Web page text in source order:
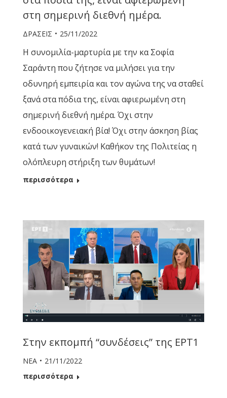
στη σημερινή διεθνή ημέρα.
ΔΡΑΣΕΙΣ 25/11/2022
Η συνομιλία-μαρτυρία με την κα Σοφία
Σαράντη που ζήτησε να μιλήσει για την
οδυνηρή εμπειρία και τον αγώνα της να σταθεί
ξανά στα πόδια της, είναι αφιερωμένη στη
σημερινή διεθνή ημέρα. Όχι στην
ενδοοικογενειακή βία! Όχι στην άσκηση βίας
κατά των γυναικών! Καθήκον της Πολιτείας η
ολόπλευρη στήριξη των θυμάτων!
περισσότερα
Στην εκπομπή “συνδέσεις” της ΕΡΤ1
ΝΕΑ
21/11/2022
περισσότερα